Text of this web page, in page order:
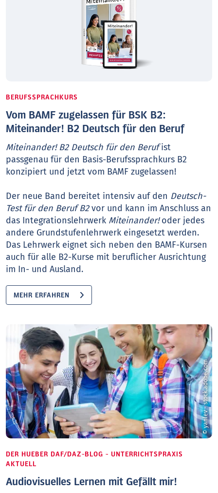
BERUFSSPRACHKURS
Vom BAMF zugelassen für BSK B2:
Miteinander! B2 Deutsch für den Beruf
Miteinander! B2 Deutsch für den Berufist
passgenau für den Basis-Berufssprachkurs B2
konzipiert und jetzt vom BAMF zugelassen!
Der neue Band bereitet intensiv auf den Deutsch-
Test für den Beruf B2vor und kann im Anschluss an
das Integrationslehrwerk Miteinander!oder jedes
andere Grundstufenlehrwerk eingesetzt werden.
Das Lehrwerk eignet sich neben den BAMF-Kursen
auch für alle B2-Kurse mit beruflicher Ausrichtung
im In- und Ausland.
MEHR ERFAHREN
© yanlev - stock.adobe.com
DER HUEBER DAF/DAZ-BLOG - UNTERRICHTSPRAXIS
AKTUELL
Audiovisuelles Lernen mit Gefällt mir!